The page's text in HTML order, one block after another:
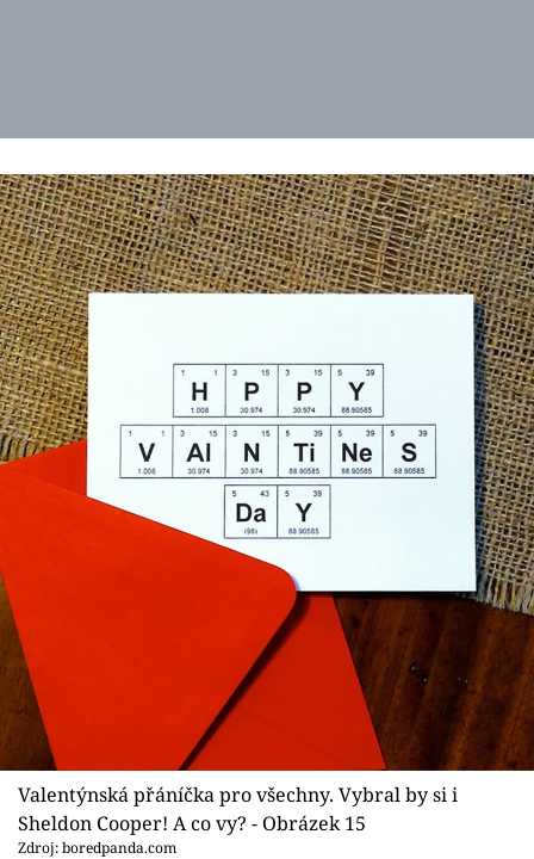
Valentýnská přáníčka pro všechny. Vybral by si i
Sheldon Cooper! A co vy? - Obrázek 15
Zdroj: boredpanda.com